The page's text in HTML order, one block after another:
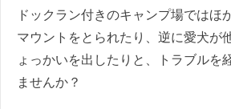
ドックラン付きのキャンプ場ではほ
マウントをとられたり、逆に愛犬が
ょっかいを出したりと、トラブルを
ませんか？